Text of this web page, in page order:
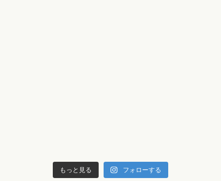
もっと見る フォローする